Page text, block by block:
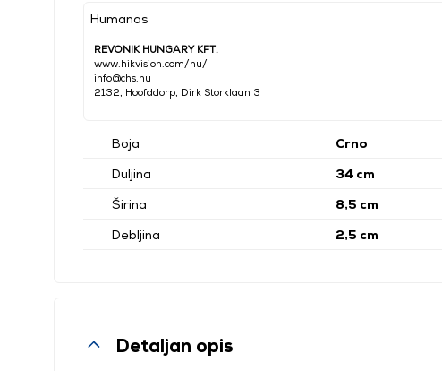
Humanas
REVONIK HUNGARY KFT.
www.hikvision.com/hu/
info@chs.hu
2132, Hoofddorp, Dirk Storklaan 3
Boja
Crno
Duljina
34 cm
Širina
8,5 cm
Debljina
2,5 cm
Detaljan opis